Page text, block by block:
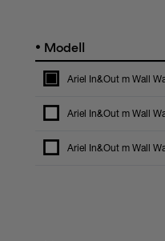
• Modell
Ariel In&Out m Wall
Ariel In&Out m Wall
Ariel In&Out m Wall